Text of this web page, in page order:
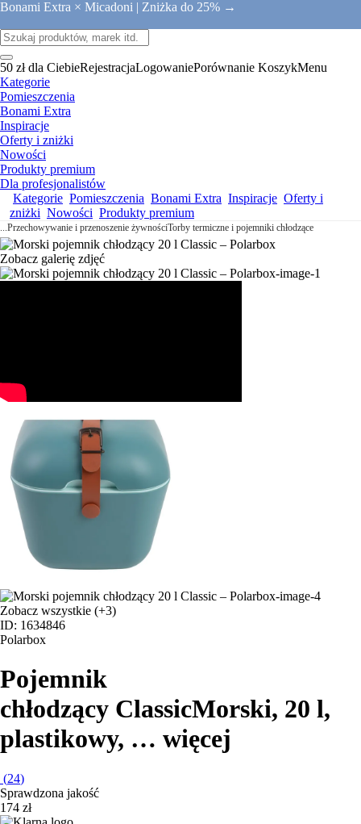
Bonami Extra × Micadoni | Zniżka do 25% →
50 zł dla CiebieRejestracjaLogowaniePorównanie KoszykMenu
Kategorie
Pomieszczenia
Bonami Extra
Inspiracje
Oferty i zniżki
Nowości
Produkty premium
Dla profesjonalistów
Kategorie Pomieszczenia Bonami Extra Inspiracje Oferty i
zniżki Nowości Produkty premium
...Przechowywanie i przenoszenie żywnościTorby termiczne i pojemniki chłodzące
Zobacz galerię zdjęć
Zobacz wszystkie (+3)
ID: 1634846
Polarbox
Pojemnik
chłodzący ClassicMorski, 20 l,
plastikowy, … więcej
(24)
Sprawdzona jakość
174 zł